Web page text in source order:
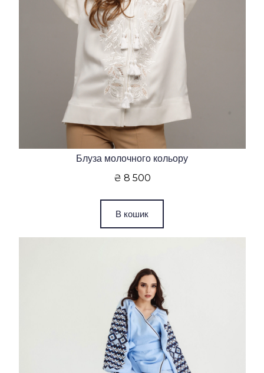
Блуза молочного кольору
₴ 8 500
В кошик